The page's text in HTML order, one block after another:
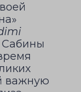
Сабины
важную